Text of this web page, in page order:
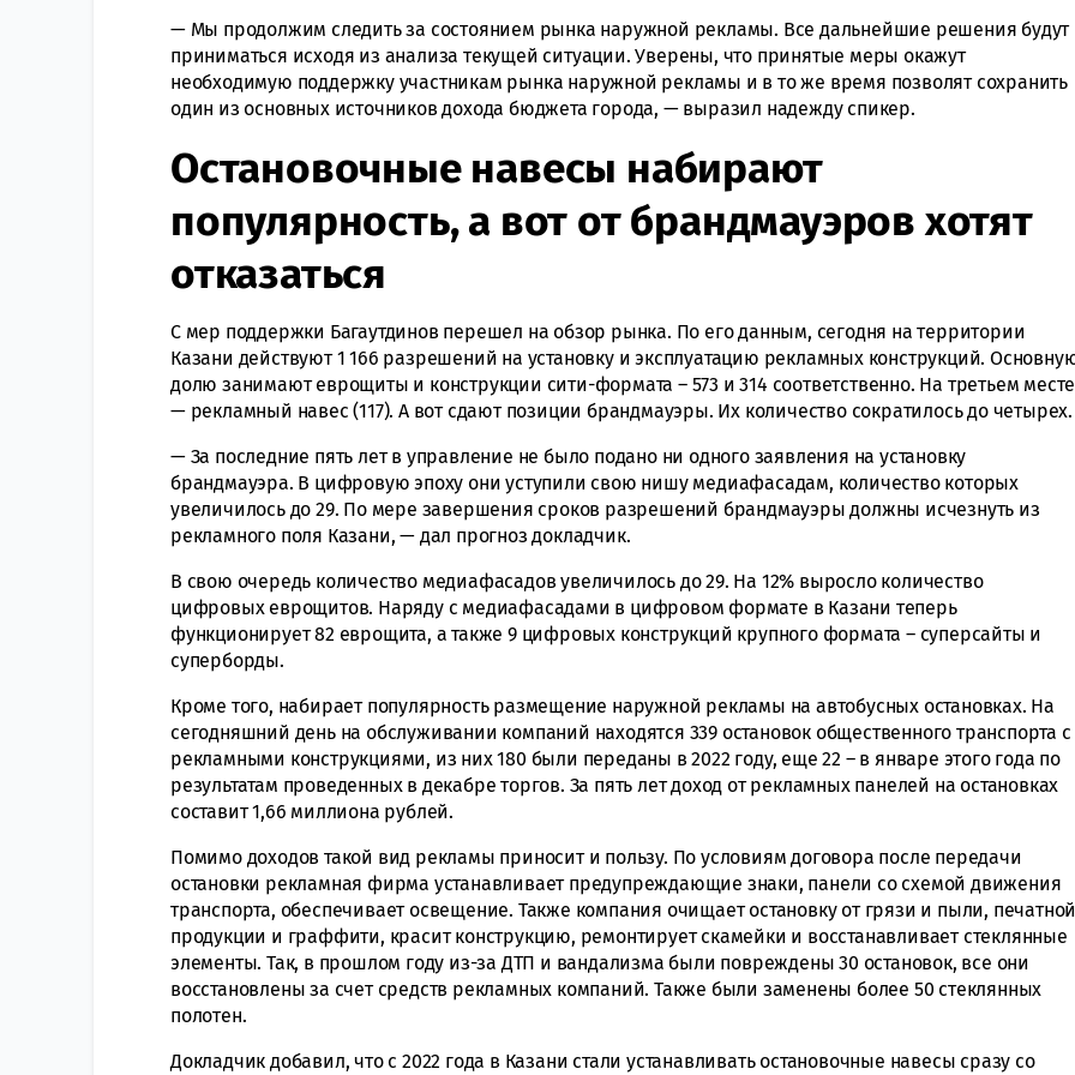
— Мы продолжим следить за состоянием рынка наружной рекламы. Все дальнейшие решения будут
приниматься исходя из анализа текущей ситуации. Уверены, что принятые меры окажут
необходимую поддержку участникам рынка наружной рекламы и в то же время позволят сохранить
один из основных источников дохода бюджета города, — выразил надежду спикер.
Остановочные навесы набирают
популярность, а вот от брандмауэров хотят
отказаться
С мер поддержки Багаутдинов перешел на обзор рынка. По его данным, сегодня на территории
Казани действуют 1 166 разрешений на установку и эксплуатацию рекламных конструкций.
долю занимают еврощиты и конструкции сити-формата – 573 и 314 соответственно. На третьем месте
— рекламный навес (117). А вот сдают позиции брандмауэры. Их количество сократилось до четырех.
— За последние пять лет в управление не было подано ни одного заявления на установку
брандмауэра. В цифровую эпоху они уступили свою нишу медиафасадам, количество которых
увеличилось до 29. По мере завершения сроков разрешений брандмауэры должны исчезнуть из
рекламного поля Казани, — дал прогноз докладчик.
В свою очередь количество медиафасадов увеличилось до 29. На 12% выросло количество
цифровых еврощитов. Наряду с медиафасадами в цифровом формате в Казани теперь
функционирует 82 еврощита, а также 9 цифровых конструкций крупного формата – суперсайты и
суперборды.
Кроме того, набирает популярность размещение наружной рекламы на автобусных остановках. На
сегодняшний день на обслуживании компаний находятся 339 остановок общественного транспорта с
рекламными конструкциями, из них 180 были переданы в 2022 году, еще 22 – в январе этого года по
результатам проведенных в декабре торгов. За пять лет доход от рекламных панелей на остановках
составит 1,66 миллиона рублей.
Помимо доходов такой вид рекламы приносит и пользу. По условиям договора после передачи
остановки рекламная фирма устанавливает предупреждающие знаки, панели со схемой движения
транспорта, обеспечивает освещение. Также компания очищает остановку от грязи и пыли,
продукции и граффити, красит конструкцию, ремонтирует скамейки и восстанавливает стеклянные
элементы. Так, в прошлом году из-за ДТП и вандализма были повреждены 30 остановок, все они
восстановлены за счет средств рекламных компаний. Также были заменены более 50 стеклянных
полотен.
Докладчик добавил, что с 2022 года в Казани стали устанавливать остановочные навесы сразу со